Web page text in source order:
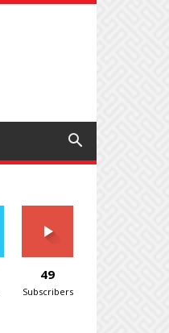
49
Subscribers